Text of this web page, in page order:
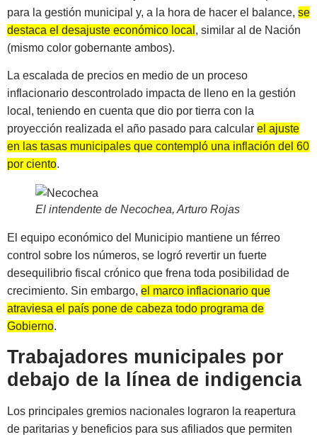
para la gestión municipal y, a la hora de hacer el balance, se
destaca el desajuste económico local , similar al de Nación
(mismo color gobernante ambos).
La escalada de precios en medio de un proceso
inflacionario descontrolado impacta de lleno en la gestión
local, teniendo en cuenta que dio por tierra con la
proyección realizada el año pasado para calcular el ajuste
en las tasas municipales que contempló una inflación del 60
por ciento.
El intendente de Necochea, Arturo Rojas
El equipo económico del Municipio mantiene un férreo
control sobre los números, se logró revertir un fuerte
desequilibrio fiscal crónico que frena toda posibilidad de
crecimiento. Sin embargo, el marco inflacionario que
atraviesa el país pone de cabeza todo programa de
Gobierno.
Trabajadores municipales por
debajo de la línea de indigencia
Los principales gremios nacionales lograron la reapertura
de paritarias y beneficios para sus afiliados que permiten